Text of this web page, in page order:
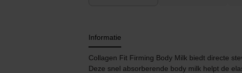
Informatie
Collagen Fit Firming Body Milk biedt directe
Deze snel absorberende body milk helpt de